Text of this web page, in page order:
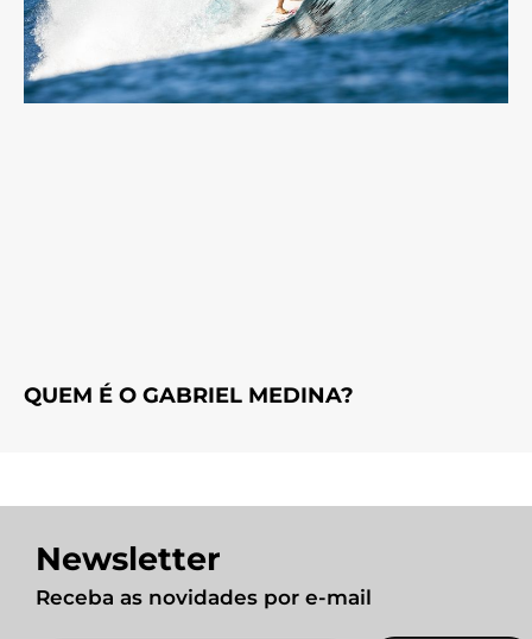
QUEM É O GABRIEL MEDINA?
Newsletter
Receba as novidades por e-mail